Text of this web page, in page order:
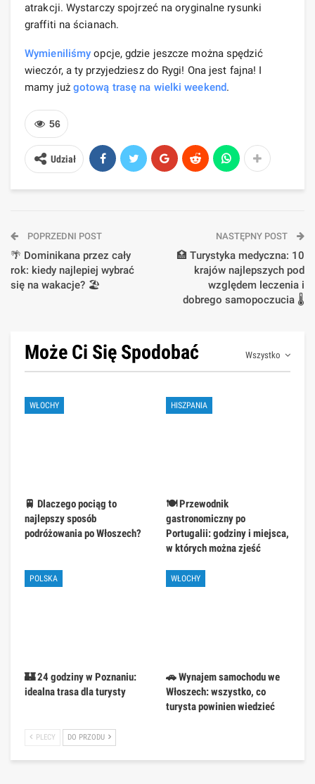
atrakcji. Wystarczy spojrzeć na oryginalne rysunki
graffiti na ścianach.
Wymieniliśmy opcje, gdzie jeszcze można spędzić
wieczór, a ty przyjedziesz do Rygi! Ona jest fajna! I
mamy już gotową trasę na wielki weekend.
56
Udział
POPRZEDNI POST
🌴 Dominikana przez cały
rok: kiedy najlepiej wybrać
się na wakacje? 🏖️
NASTĘPNY POST
🏥 Turystyka medyczna: 10
krajów najlepszych pod
względem leczenia i
dobrego samopoczucia 🌡️
Wszystko
Może Ci Się Spodobać
WŁOCHY
🚆 Dlaczego pociąg to
najlepszy sposób
podróżowania po Włoszech?
HISZPANIA
🍽️ Przewodnik
gastronomiczny po
Portugalii: godziny i miejsca,
w których można zjeść
POLSKA
🏰 24 godziny w Poznaniu:
idealna trasa dla turysty
WŁOCHY
🚗 Wynajem samochodu we
Włoszech: wszystko, co
turysta powinien wiedzieć
PLECY DO PRZODU